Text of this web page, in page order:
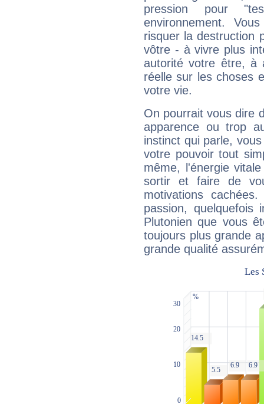
pression pour
environnement.
risquer la destruction
vôtre - à vivre plus
autorité votre être, à
réelle sur les choses
votre vie.
On pourrait vous dire
apparence ou trop
instinct qui parle,
votre pouvoir tout
même, l'énergie
sortir et faire de
motivations
passion, quelquefois
Plutonien que vous
toujours plus grande
grande qualité